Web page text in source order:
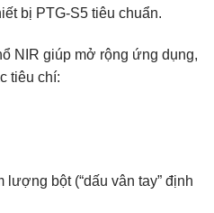
bị PTG-S5 tiêu chuẩn.
NIR giúp mở rộng ứng dụng,
tiêu chí:
lượng bột (“dấu vân tay” định